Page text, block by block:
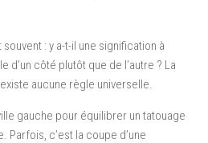
: y a-t-il une signification à
côté plutôt que de l’autre ? La
aucune règle universelle.
gauche pour équilibrer un tatouage
Parfois, c’est la coupe d’une